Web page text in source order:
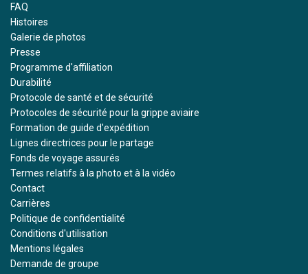
FAQ
Histoires
Galerie de photos
Presse
Programme d'affiliation
Durabilité
Protocole de santé et de sécurité
Protocoles de sécurité pour la grippe aviaire
Formation de guide d'expédition
Lignes directrices pour le partage
Fonds de voyage assurés
Termes relatifs à la photo et à la vidéo
Contact
Carrières
Politique de confidentialité
Conditions d'utilisation
Mentions légales
Demande de groupe